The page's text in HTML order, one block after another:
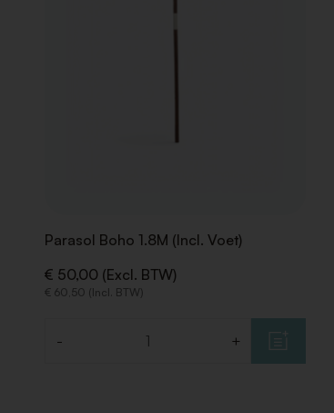
Parasol Boho 1.8M (Incl. Voet)
€ 50,00 (Excl. BTW)
€ 60,50 (Incl. BTW)
- +